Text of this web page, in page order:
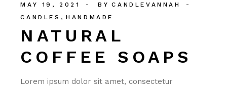
MAY 19, 2021 BY CANDLEVANNAH
CANDLES
HANDMADE
NATURAL
COFFEE SOAPS
Lorem ipsum dolor sit amet, consectetur